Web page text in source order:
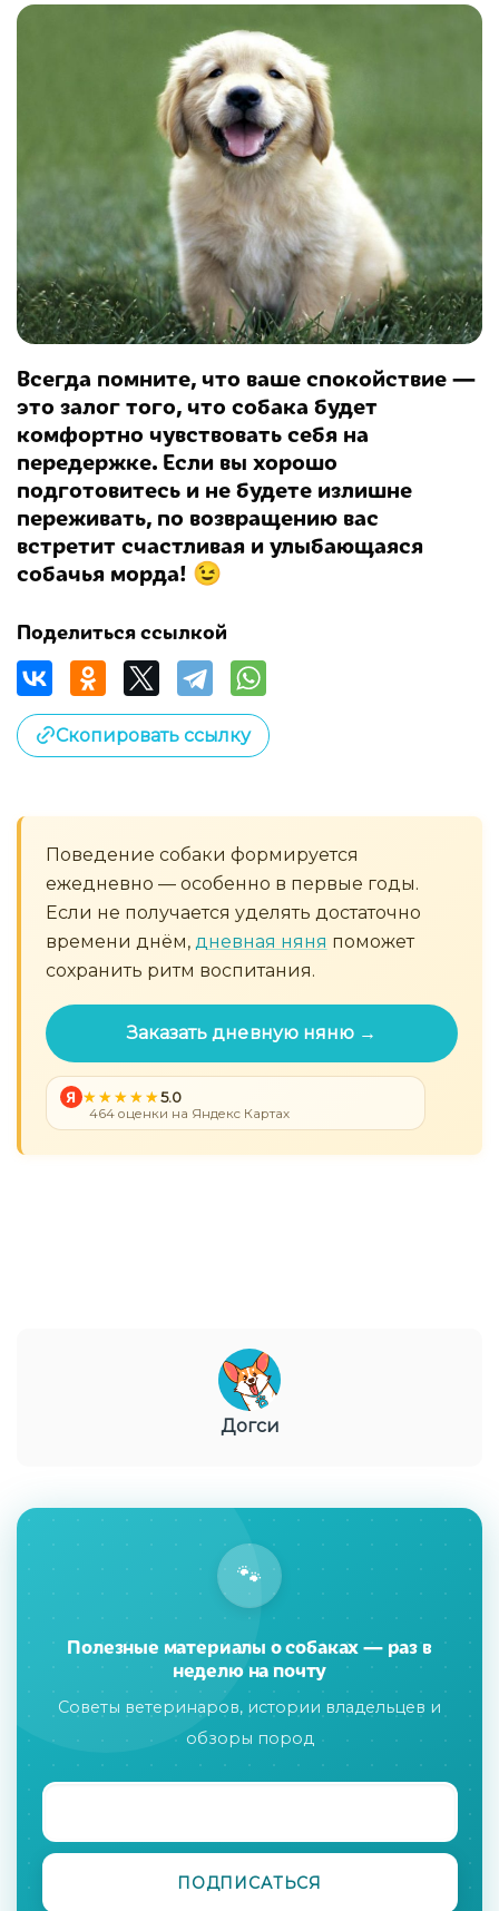
Всегда помните, что ваше спокойствие —
это залог того, что собака будет
комфортно чувствовать себя на
передержке. Если вы хорошо
подготовитесь и не будете излишне
переживать, по возвращению вас
встретит счастливая и улыбающаяся
собачья морда! 😉
Поделиться ссылкой
Скопировать ссылку
Поведение собаки формируется
ежедневно — особенно в первые годы.
Если не получается уделять достаточно
времени днём, дневная няня поможет
сохранить ритм воспитания.
Заказать дневную няню →
Я 5.0
464 оценки на Яндекс Картах
Догси
🐾
Полезные материалы о собаках — раз в
неделю на почту
Советы ветеринаров, истории владельцев и
обзоры пород